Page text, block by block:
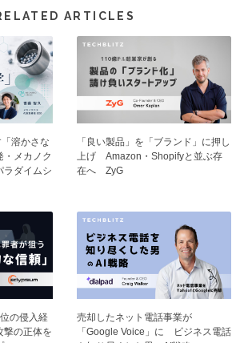
ARTICLES
溶かさな
メカノク
ラダイムシ
「良い製品」を「ブランド」に押し
上げ Amazon・Shopifyと並ぶ存
在へ ZyG
の侵入経
の正体を
売却したネット電話事業が
「Google Voice」に ビジネス電話